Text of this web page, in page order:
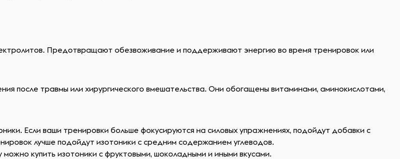
Предотвращают обезвоживание и поддерживают энергию во время тренировок или
после травмы или хирургического вмешательства. Они обогащены витаминами, аминокислотами,
Если ваши тренировки больше фокусируются на силовых упражнениях, подойдут добавки с
лучше подойдут изотоники с средним содержанием углеводов.
купить изотоники с фруктовыми, шоколадными и иными вкусами.